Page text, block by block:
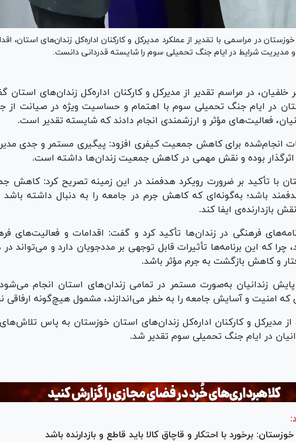
در مراسمی با تقدیر از عملکرد مدیرکل و کارکنان اداره‌کل زندان‌های استان،
و مدیریت شرایط در ایام جنگ تحمیلی سوم را شایسته قدردانی دانست.
خلفیان، در مراسم تقدیر از مدیرکل و کارکنان اداره‌کل زندان‌های
در ایام جنگ تحمیلی سوم با اهتمام و حساسیت ویژه در صیانت از
فعالیت‌های مؤثر و ارزشمندی انجام دادند که شایسته تقدیر است.
انجام‌شده برای کاهش جمعیت کیفری افزود: پیگیری مستمر و جدی
اثرگذار بوده و نقش مهمی در کاهش جمعیت زندان‌ها داشته است.
با تأکید بر ضرورت رویکرد هدفمند در این زمینه تصریح کرد: کاهش
باشد؛ به‌گونه‌ای که کاهش جرم در جامعه را به دنبال داشته باشد
بازدارنده‌ی ایفا کند.
فرهنگی در زندان‌ها تأکید کرد و گفت: اقدامات و فعالیت‌های
چرا که این برنامه‌ها تأثیرات قابل توجهی بر مددجویان دارد و می‌تواند
و کاهش بازگشت به جرم مؤثر باشد.
زندانیان به‌صورت مستمر در تمامی زندان‌های استان انجام
امنیت و آسایش جامعه را به خطر می‌اندازند، مشمول هیچ‌گونه ارفاقی
از مدیرکل و کارکنان اداره‌کل زندان‌های استان خوزستان به پاس
در ایام جنگ تحمیلی سوم تقدیر شد.
برخورد با احتکار و قاچاق کالا باید قاطع و بازدارنده باشد